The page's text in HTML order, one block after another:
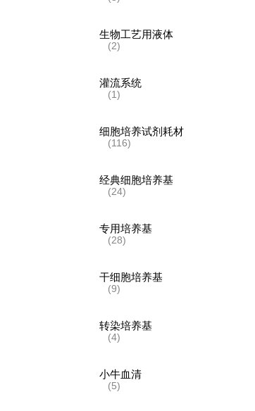
生物工艺用液体
(2)
灌流系统
(1)
细胞培养试剂耗材
(116)
经典细胞培养基
(24)
专用培养基
(28)
干细胞培养基
(9)
转染培养基
(4)
小牛血清
(5)